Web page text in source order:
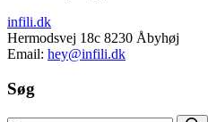
infili.dk
Hermodsvej 18c 8230 Åbyhøj
Email: hey@infili.dk
Søg